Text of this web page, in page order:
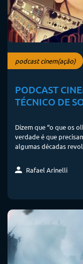
podcast cinem(ação)
PODCAST
TÉCNICO DE
Dizem que “o que os
verdade é que
algumas décadas
Rafael Arinelli